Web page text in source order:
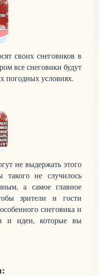
своих снеговиков в
все снеговики будут
погодных условиях.
не выдержать этого
не случилось
а самое главное
зрители и гости
снеговика и
и идеи, которые вы